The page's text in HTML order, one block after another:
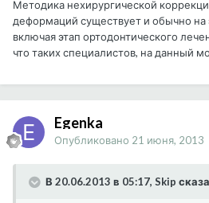
Методика нехирургической
деформаций существует и обычно на
включая этап ортодонтического
что таких специалистов, на данный
Egenka
Опубликовано 21 июня, 2013
В 20.06.2013 в 05:17, Skip